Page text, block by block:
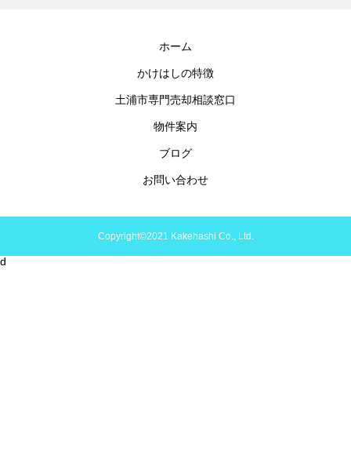
ホーム
かけはしの特徴
土浦市専門売却相談窓口
物件案内
ブログ
お問い合わせ
Copyright©2021 Kakehashi Co., Ltd.
d